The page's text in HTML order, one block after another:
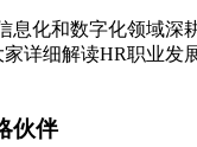
息化和数字化领域
详细解读HR职业
伙伴